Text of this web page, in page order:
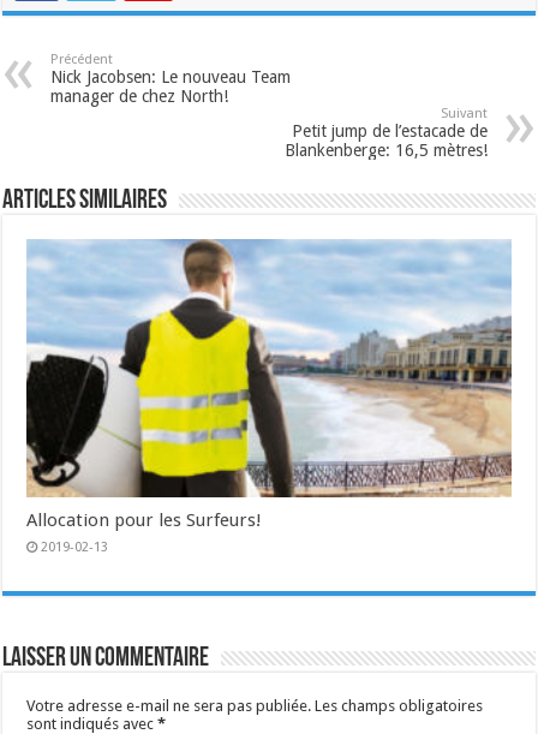
Précédent
Nick Jacobsen: Le nouveau Team
manager de chez North!
Suivant
Petit jump de l’estacade de
Blankenberge: 16,5 mètres!
Articles similaires
Allocation pour les Surfeurs!
2019-02-13
Laisser un commentaire
Votre adresse e-mail ne sera pas publiée. Les champs obligatoires
sont indiqués avec*